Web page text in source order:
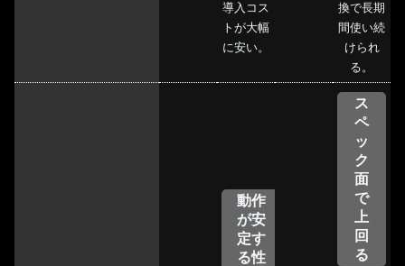
導入コス
トが大幅
に安い。
換で長期
間使い続
けられ
る。
動作
が安
定す
る性
ス
ペ
ッ
ク
面
で
上
回
る